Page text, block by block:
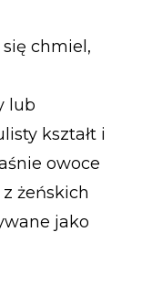
chmiel,
lub
kształt i
owoce
żeńskich
jako